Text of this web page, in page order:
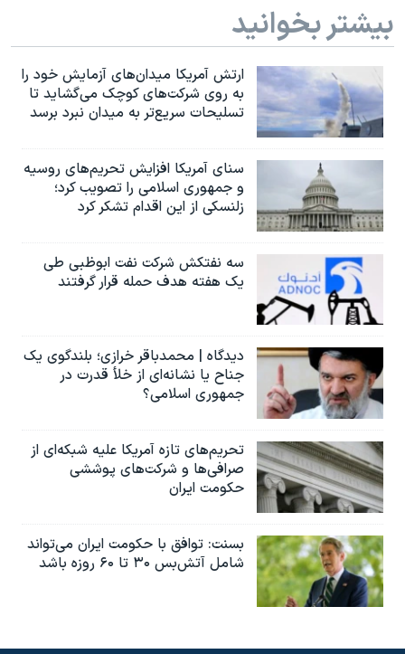
بیشتر بخوانید
ارتش آمریکا میدان‌های آزمایش خود را
به روی شرکت‌های کوچک می‌گشاید تا
تسلیحات سریع‌تر به میدان نبرد برسد
سنای آمریکا افزایش تحریم‌های روسیه
و جمهوری اسلامی را تصویب کرد؛
زلنسکی از این اقدام تشکر کرد
سه نفتکش شرکت نفت ابوظبی طی
یک هفته هدف حمله قرار گرفتند
دیدگاه | محمدباقر خرازی؛ بلندگوی یک
جناح یا نشانه‌ای از خلأ قدرت در
جمهوری اسلامی؟
تحریم‌های تازه آمریکا علیه شبکه‌ای از
صرافی‌ها و شرکت‌های پوششی
حکومت ایران
بسنت: توافق با حکومت ایران می‌تواند
شامل آتش‌بس ۳۰ تا ۶۰ روزه باشد